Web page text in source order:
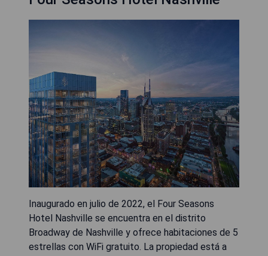
Inaugurado en julio de 2022, el Four Seasons
Hotel Nashville se encuentra en el distrito
Broadway de Nashville y ofrece habitaciones de 5
estrellas con WiFi gratuito. La propiedad está a